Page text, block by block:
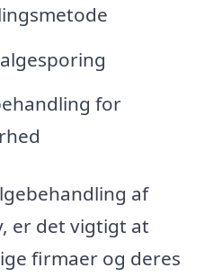
for
af
er det vigtigt at
firmaer og deres